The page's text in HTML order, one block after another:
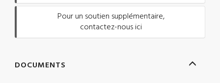
Pour un soutien supplémentaire,
contactez-nous ici
DOCUMENTS